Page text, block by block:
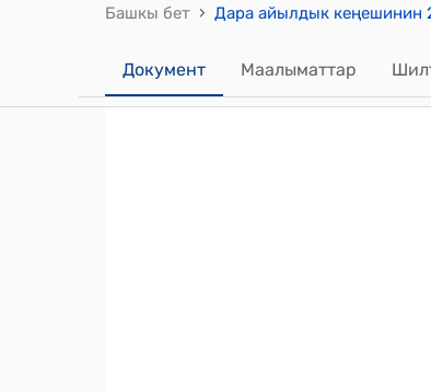
Башкы бет ›
Документ Маалыматтар